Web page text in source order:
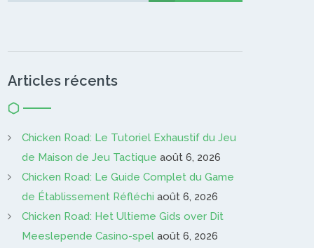
Articles récents
Chicken Road: Le Tutoriel Exhaustif du Jeu
de Maison de Jeu Tactique août 6, 2026
Chicken Road: Le Guide Complet du Game
de Établissement Réfléchi août 6, 2026
Chicken Road: Het Ultieme Gids over Dit
Meeslepende Casino-spel août 6, 2026